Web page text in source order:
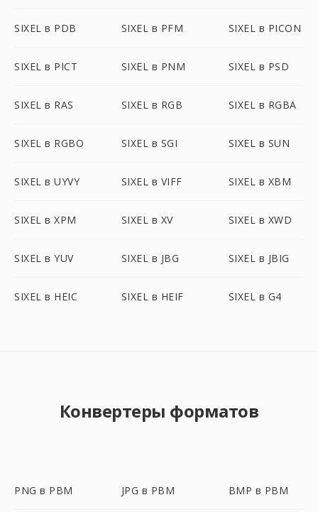
SIXEL в PDB SIXEL в PFM SIXEL в PICON
SIXEL в PICT SIXEL в PNM SIXEL в PSD
SIXEL в RAS SIXEL в RGB SIXEL в RGBA
SIXEL в RGBO SIXEL в SGI SIXEL в SUN
SIXEL в UYVY SIXEL в VIFF SIXEL в XBM
SIXEL в XPM SIXEL в XV SIXEL в XWD
SIXEL в YUV SIXEL в JBG SIXEL в JBIG
SIXEL в HEIC SIXEL в HEIF SIXEL в G4
Конвертеры форматов
PNG в PBM JPG в PBM BMP в PBM